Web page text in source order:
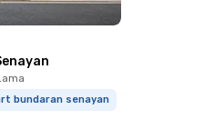
bundaran senayan